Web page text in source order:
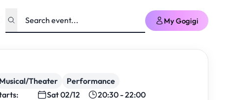
My Gogigi
Musical/Theater
Performance
Sat 02/12
20:30 - 22:00